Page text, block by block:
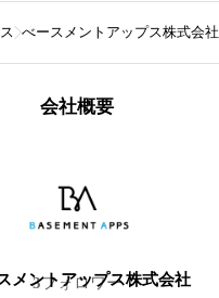
べースメントアップス株式会社
会社概要
メントアップス株式会社
3フォロワー